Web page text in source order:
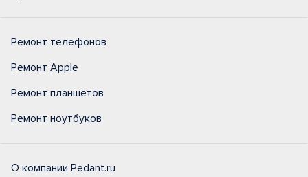
Ремонт телефонов
Ремонт Apple
Ремонт планшетов
Ремонт ноутбуков
О компании Pedant.ru